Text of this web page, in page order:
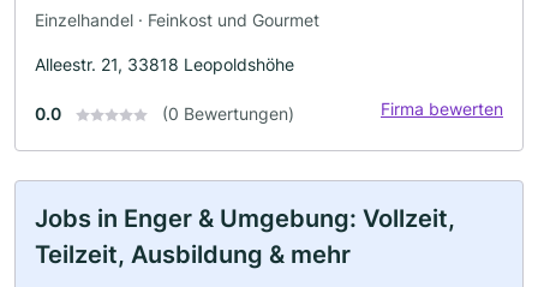
Einzelhandel · Feinkost und Gourmet
Alleestr. 21, 33818 Leopoldshöhe
0.0 (0 Bewertungen) Firma bewerten
Jobs in Enger & Umgebung: Vollzeit,
Teilzeit, Ausbildung & mehr